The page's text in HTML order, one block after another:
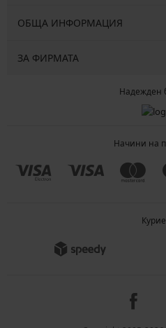
ОБЩА ИНФОРМАЦИЯ
ЗА ФИРМАТА
Надежден
Начини на